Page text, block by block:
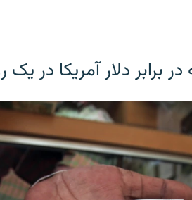
دلار آمریکا در یک روز ۱۸ درصد سقوط